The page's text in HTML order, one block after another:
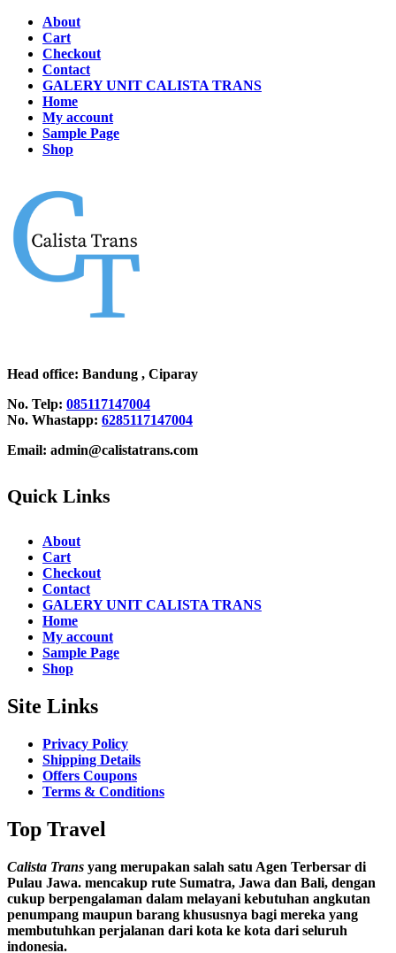
About
Cart
Checkout
Contact
GALERY UNIT CALISTA TRANS
Home
My account
Sample Page
Shop
Head office: Bandung , Ciparay
No. Telp: 085117147004
No. Whastapp: 6285117147004
Email: admin@calistatrans.com
Quick Links
About
Cart
Checkout
Contact
GALERY UNIT CALISTA TRANS
Home
My account
Sample Page
Shop
Site Links
Privacy Policy
Shipping Details
Offers Coupons
Terms & Conditions
Top Travel
Calista Trans yang merupakan salah satu Agen Terbersar di
Pulau Jawa. mencakup rute Sumatra, Jawa dan Bali, dengan
cukup berpengalaman dalam melayani kebutuhan angkutan
penumpang maupun barang khususnya bagi mereka yang
membutuhkan perjalanan dari kota ke kota dari seluruh
indonesia.